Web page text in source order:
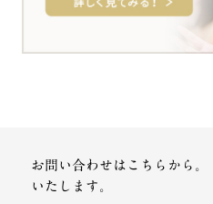
お問い合わせはこちらから。
いたします。